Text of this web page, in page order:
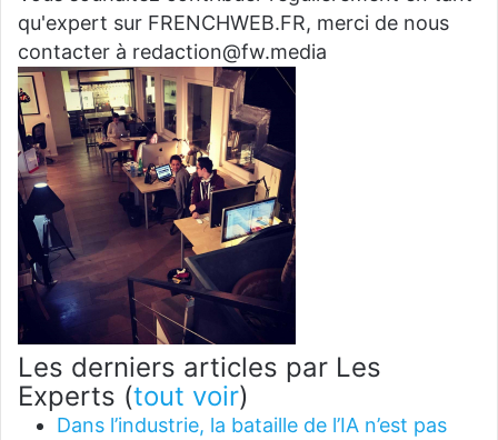
qu'expert sur FRENCHWEB.FR, merci de nous
contacter à redaction@fw.media
Les derniers articles par Les
Experts (tout voir)
Dans l’industrie, la bataille de l’IA n’est pas